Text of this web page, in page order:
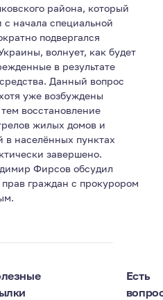
района, который
начала специальной
подвергался
волнует, как будет
в результате
Данный вопрос
уже возбуждены
восстановление
жилых домов и
в населённых пунктах
завершено.
Фирсов обсудил
граждан с прокурором
Есть